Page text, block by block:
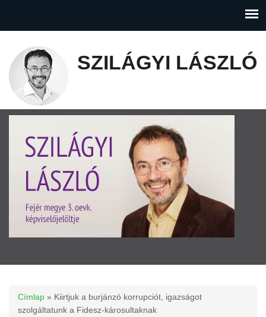
SZILÁGYI LÁSZLÓ
Jelenlegi hely
Címlap » Kiirtjuk a burjánzó korrupciót, igazságot
szolgáltatunk a Fidesz-károsultaknak